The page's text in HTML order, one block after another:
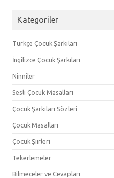
Kategoriler
Türkçe Çocuk Şarkıları
İngilizce Çocuk Şarkıları
Ninniler
Sesli Çocuk Masalları
Çocuk Şarkıları Sözleri
Çocuk Masalları
Çocuk Şiirleri
Tekerlemeler
Bilmeceler ve Cevapları